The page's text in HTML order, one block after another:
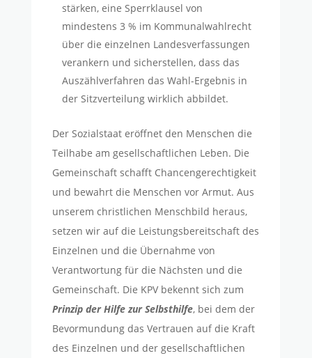
stärken, eine Sperrklausel von
mindestens 3 % im Kommunalwahlrecht
über die einzelnen Landesverfassungen
verankern und sicherstellen, dass das
Auszählverfahren das Wahl-Ergebnis in
der Sitzverteilung wirklich abbildet.
Der Sozialstaat eröffnet den Menschen die
Teilhabe am gesellschaftlichen Leben. Die
Gemeinschaft schafft Chancengerechtigkeit
und bewahrt die Menschen vor Armut. Aus
unserem christlichen Menschbild heraus,
setzen wir auf die Leistungsbereitschaft des
Einzelnen und die Übernahme von
Verantwortung für die Nächsten und die
Gemeinschaft. Die KPV bekennt sich zum
Prinzip der Hilfe zur Selbsthilfe, bei dem der
Bevormundung das Vertrauen auf die Kraft
des Einzelnen und der gesellschaftlichen